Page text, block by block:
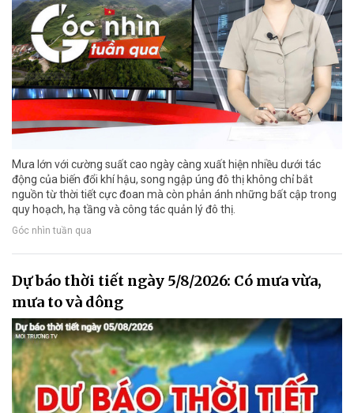
Mưa lớn với cường suất cao ngày càng xuất hiện nhiều dưới tác
động của biến đổi khí hậu, song ngập úng đô thị không chỉ bắt
nguồn từ thời tiết cực đoan mà còn phản ánh những bất cập trong
quy hoạch, hạ tầng và công tác quản lý đô thị.
Góc nhìn tuần qua
Dự báo thời tiết ngày 5/8/2026: Có mưa vừa,
mưa to và dông